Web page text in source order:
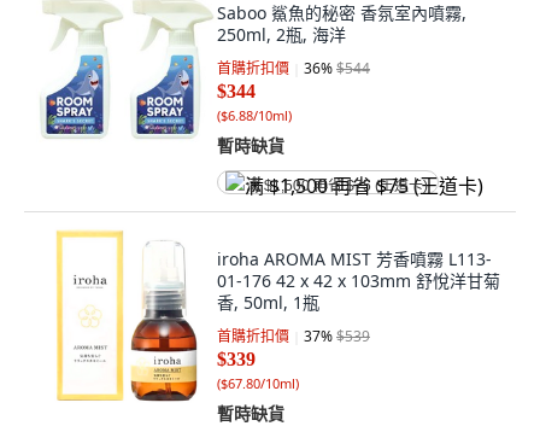
Saboo 鯊魚的秘密 香氛室內噴霧,
250ml, 2瓶, 海洋
首購折扣價 36%$544
$344
($6.88/10ml)
暫時缺貨
满 $1,500 再省 $75 (王道卡)
iroha AROMA MIST 芳香噴霧 L113-
01-176 42 x 42 x 103mm 舒悅洋甘菊
香, 50ml, 1瓶
首購折扣價 37%$539
$339
($67.80/10ml)
暫時缺貨